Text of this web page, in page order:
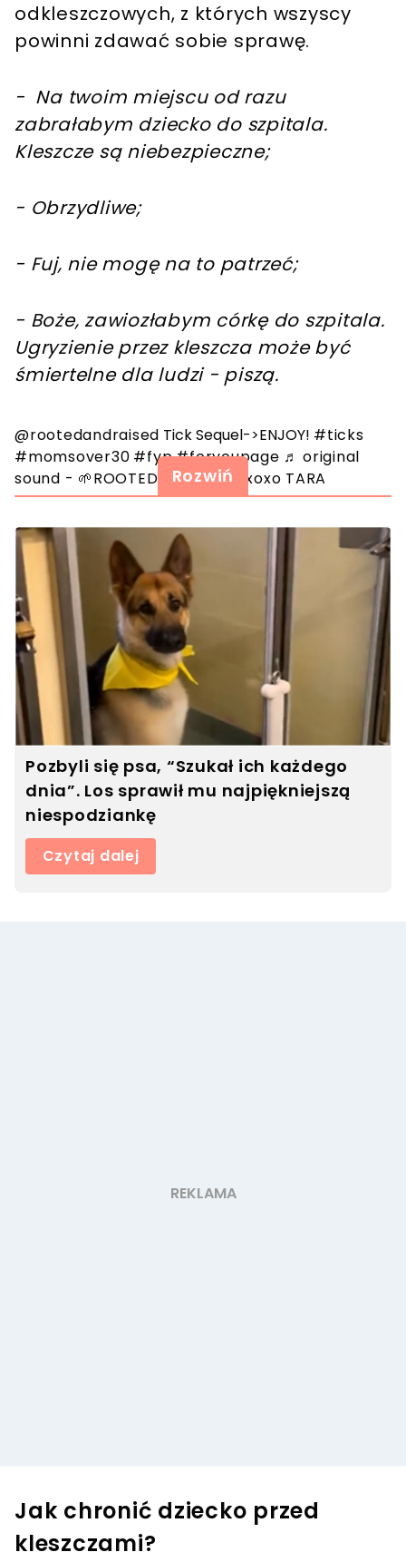
odkleszczowych, z których wszyscy
powinni zdawać sobie sprawę.
- Na twoim miejscu od razu
zabrałabym dziecko do szpitala.
Kleszcze są niebezpieczne;
- Obrzydliwe;
- Fuj, nie mogę na to patrzeć;
- Boże, zawiozłabym córkę do szpitala.
Ugryzienie przez kleszcza może być
śmiertelne dla ludzi - piszą.
@rootedandraised Tick Sequel->ENJOY! #ticks
#momsover30 #fyp#foryoupage ♬ original
sound - 🌱ROOTED & RAISED | xoxo TARA
Rozwiń
Pozbyli się psa, “Szukał ich każdego
dnia”. Los sprawił mu najpiękniejszą
niespodziankę
Czytaj dalej
Jak chronić dziecko przed
kleszczami?